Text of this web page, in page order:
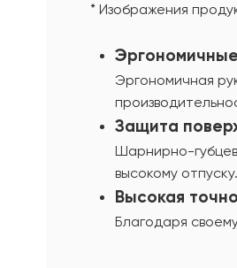
* Изображения
Эргономичная
Защита
Шарнирно-
высокому
Высокая
Благодаря